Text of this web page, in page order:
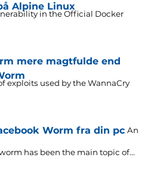
Alpine Linux
in the Official Docker
mere magtfulde end
exploits used by the WannaCry
Worm fra din pc An
has been the main topic of...